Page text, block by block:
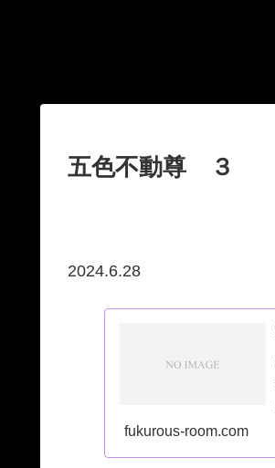
五色不動尊 ３
2024.6.28
fukurous-room.com